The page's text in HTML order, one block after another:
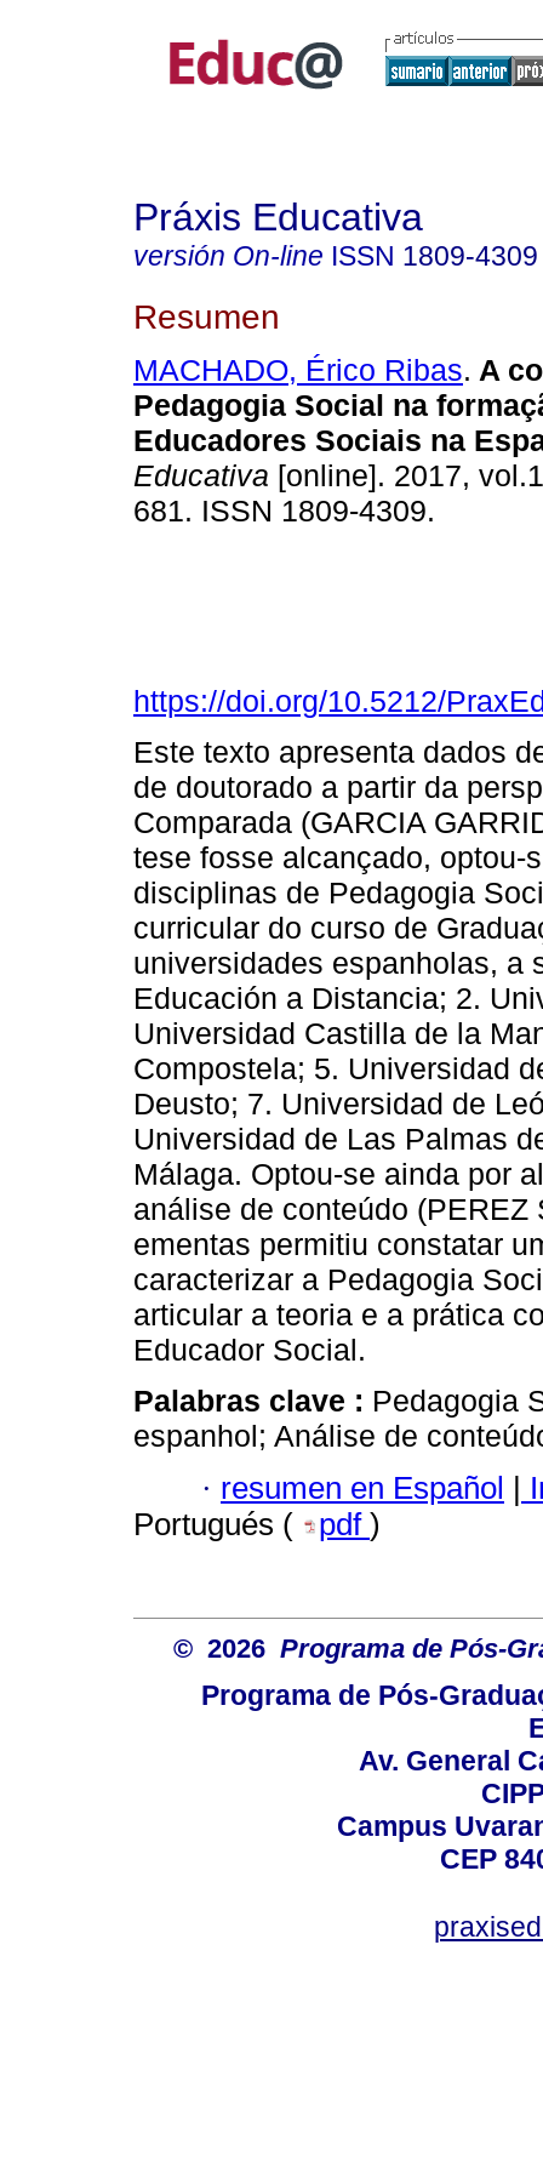
Práxis Educativa
versión On-line ISSN 1809-4309
Resumen
MACHADO, Érico Ribas. A
Pedagogia Social na
Educadores Sociais na
Educativa [online]. 2017,
681. ISSN 1809-4309.
https://doi.org/10.5212/
Este texto apresenta dados
de doutorado a partir da
Comparada (GARCIA
tese fosse alcançado, optou-
disciplinas de Pedagogia
curricular do curso de
universidades espanholas, a
Educación a Distancia; 2.
Universidad Castilla de la
Compostela; 5. Universidad
Deusto; 7. Universidad de
Universidad de Las Palmas
Málaga. Optou-se ainda por
análise de conteúdo
ementas permitiu constatar
caracterizar a Pedagogia
articular a teoria e a prática
Educador Social.
Palabras clave : Pedagogia
espanhol; Análise de
· resumen en Español |
Portugués (
pdf )
© 2026 Programa de Pós-
Programa de Pós-
Av. General
Campus
CEP